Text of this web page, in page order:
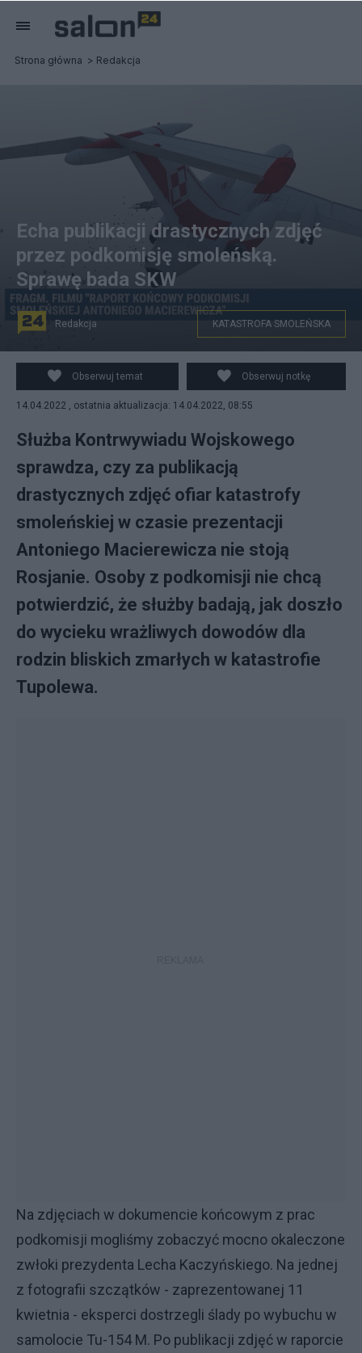
Strona główna Redakcja
Według podkomisji przyczyną katastrofy w Smoleńsku
były dwie eksplozje.
Echa publikacji drastycznych zdjęć
przez podkomisję smoleńską.
Sprawę bada SKW
Redakcja KATASTROFA SMOLEŃSKA
Obserwuj temat Obserwuj notkę
14.04.2022 , ostatnia aktualizacja: 14.04.2022, 08:55
Służba Kontrwywiadu Wojskowego
sprawdza, czy za publikacją
drastycznych zdjęć ofiar katastrofy
smoleńskiej w czasie prezentacji
Antoniego Macierewicza nie stoją
Rosjanie. Osoby z podkomisji nie chcą
potwierdzić, że służby badają, jak doszło
do wycieku wrażliwych dowodów dla
rodzin bliskich zmarłych w katastrofie
Tupolewa.
Na zdjęciach w dokumencie końcowym z prac
podkomisji mogliśmy zobaczyć mocno okaleczone
zwłoki prezydenta Lecha Kaczyńskiego. Na jednej
z fotografii szczątków - zaprezentowanej 11
kwietnia - eksperci dostrzegli ślady po wybuchu w
samolocie Tu-154 M. Po publikacji zdjęć w raporcie